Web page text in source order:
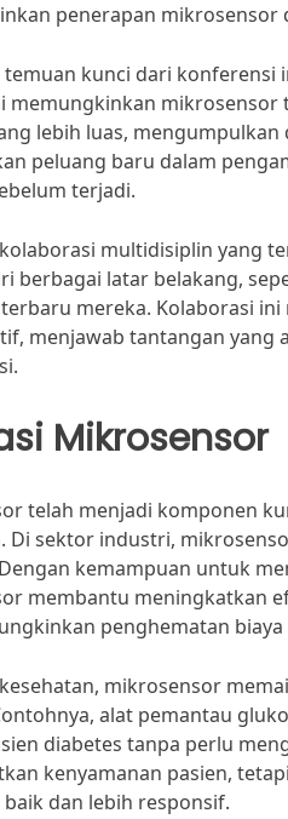
penerapan
temuan kunci dari
memungkinkan
lebih luas,
peluang baru dalam
terjadi.
multidisiplin yang
berbagai latar belakang,
mereka. Kolaborasi
menjawab tantangan yang
Mikrosensor
telah menjadi komponen
Di sektor industri,
kemampuan untuk
membantu meningkatkan
penghematan
mikrosensor
alat pemantau
diabetes tanpa perlu
kenyamanan pasien,
dan lebih responsif.